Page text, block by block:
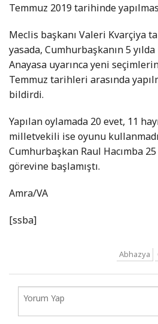
Temmuz 2019 tarihinde
Meclis başkanı Valeri Kvarçiya
yasada, Cumhurbaşkanın 5
Anayasa uyarınca yeni
Temmuz tarihleri arasında
bildirdi.
Yapılan oylamada 20 evet, 11
milletvekili ise oyunu
Cumhurbaşkan Raul Hacımba
görevine başlamıştı.
Amra/VA
[ssba]
Abhazya